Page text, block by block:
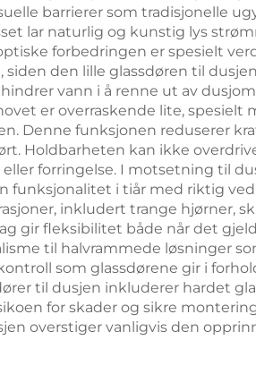
barrierer som tradisjonelle
lar naturlig og kunstig lys
forbedringen er spesielt
den lille glassdøren til
vann i å renne ut av
er overraskende lite, spesielt
Denne funksjonen reduserer
Holdbarheten kan ikke
forringelse. I motsetning til
funksjonalitet i tiår med riktig
inkludert trange hjørner,
gir fleksibilitet både når det
til halvrammede løsninger
som glassdørene gir i
til dusjen inkluderer hardet
for skader og sikre
overstiger vanligvis den